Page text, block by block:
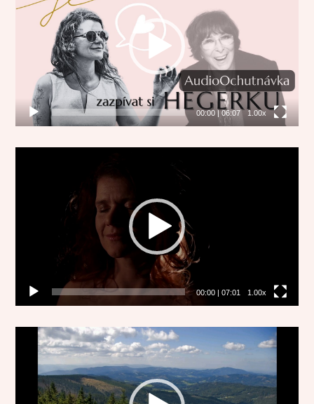
00:00|06:07 1.00x
00:00| 07:01 1.00x
Video
přehrávač